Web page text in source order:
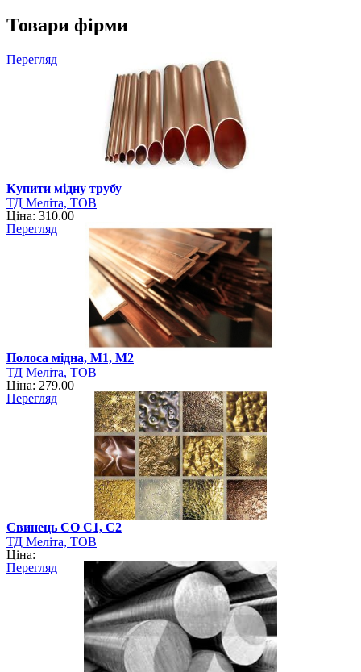
Товари фірми
Перегляд
Купити мідну трубу
ТД Меліта, ТОВ
Ціна: 310.00
Перегляд
Полоса мідна, М1, М2
ТД Меліта, ТОВ
Ціна: 279.00
Перегляд
Свинець СО С1, С2
ТД Меліта, ТОВ
Ціна:
Перегляд